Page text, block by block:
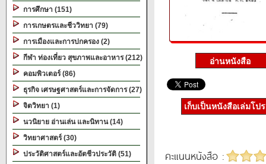
การศึกษา (151)
การเกษตรและชีววิทยา (79)
การเมืองและการปกครอง (2)
กีฬา ท่องเที่ยว สุขภาพและอาหาร (212)
คอมพิวเตอร์ (86)
ธุรกิจ เศรษฐศาสตร์และการจัดการ (27)
จิตวิทยา (1)
นวนิยาย อ่านเล่น และนิทาน (14)
วิทยาศาสตร์ (30)
ประวัติศาสตร์และอัตชีวประวัติ (51)
เก็บเป็นหนังสือเล่มโป
คะแนนหนังสือ :